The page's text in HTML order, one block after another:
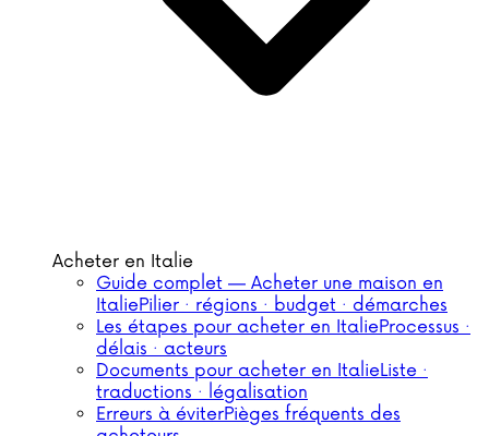
Acheter en Italie
Guide complet — Acheter une maison en
ItaliePilier · régions · budget · démarches
Les étapes pour acheter en ItalieProcessus ·
délais · acteurs
Documents pour acheter en ItalieListe ·
traductions · légalisation
Erreurs à éviterPièges fréquents des